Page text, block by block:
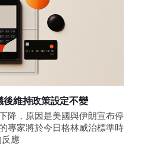
維持政策設定不變
降，原因是美國與伊朗宣布停
專家將於今日格林威治標準時
反應